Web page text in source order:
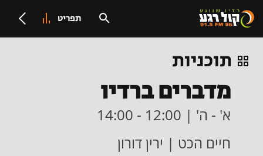
תפריט
תוכניות
מדברים ברדיו
א' - ה' | 12:00 - 14:00
חיים הכט | ירין דורון